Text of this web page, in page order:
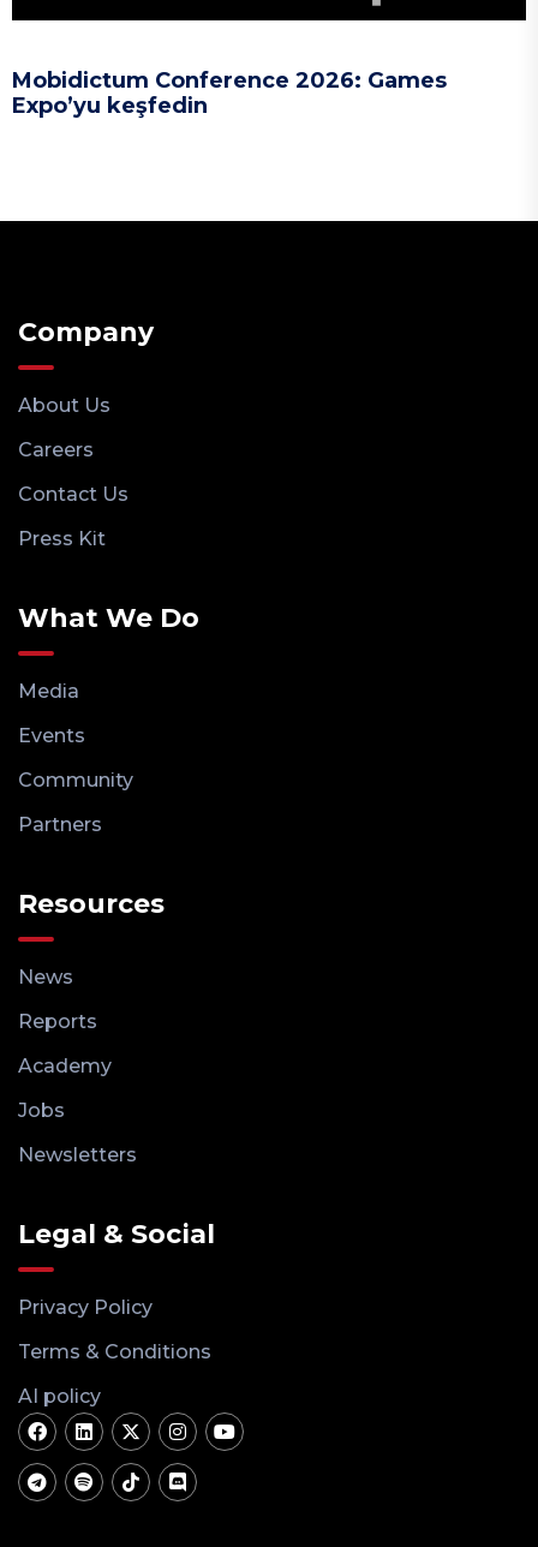
Mobidictum Conference 2026: Games
Expo’yu keşfedin
Company
About Us
Careers
Contact Us
Press Kit
What We Do
Media
Events
Community
Partners
Resources
News
Reports
Academy
Jobs
Newsletters
Legal & Social
Privacy Policy
Terms & Conditions
AI policy